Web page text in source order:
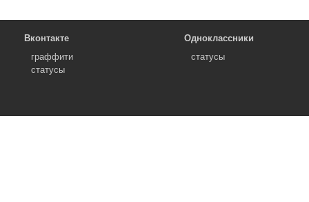
Вконтакте
граффити
статусы
Одноклассники
статусы